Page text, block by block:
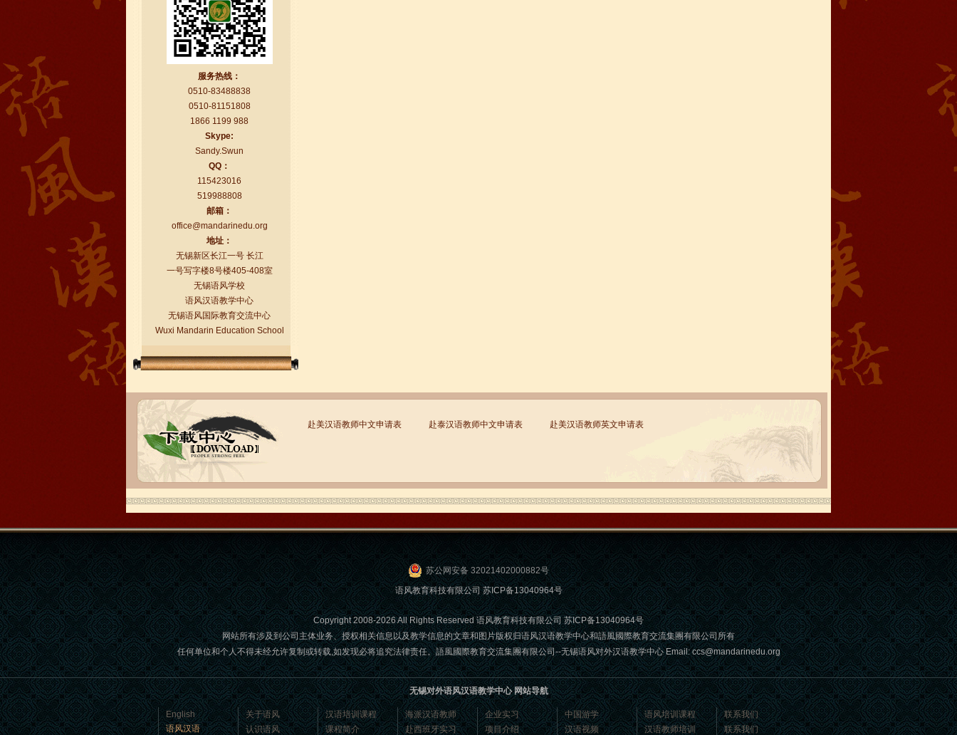
口。我现在在语风汉语无锡校学习，每
天我都学习中国文化...
语风汉语学生Florent
我非常喜欢无锡语风汉语学校，这里真
的有最简单的汉语学习方法，我学习汉
语的速度比我原来打算的快得多。我的
汉语老师们都非常可...
语风汉语学生Brad
我叫Brad,我是澳大利亚人，我在语风
汉语学校学习汉语。我现在可以独立和
我的中国朋友说很流利的汉语。谢谢语
风汉语...
语风汉语学生Jennifer
我叫Jennifer，我非常喜欢在语风汉语无
锡校学习汉语，这是一个非常好的学习
汉语和交朋友的好地方。 ...
服务热线：
0510-83488838
0510-81151808
1866 1199 988
Skype:
Sandy.Swun
QQ：
115423016
519988808
邮箱：
office@mandarinedu.org
地址：
无锡新区长江一号 长江
一号写字楼8号楼405-408室
无锡语风学校
语风汉语教学中心
无锡语风国际教育交流中心
Wuxi Mandarin Education School
赴美汉语教师中文申请表 赴泰汉语教师中文申请表 赴美汉语教师英文申请表
苏公网安备 32021402000882号
语风教育科技有限公司苏ICP备13040964号
Copyright 2008-2026 All Rights Reserved 语风教育科技有限公司苏ICP备13040964号
网站所有涉及到公司主体业务、授权相关信息以及教学信息的文章和图片版权归语风汉语教学中心和語風國際教育交流集團有限公司所有
任何单位和个人不得未经允许复制或转载,如发现必将追究法律责任。語風國際教育交流集團有限公司--无锡语风对外汉语教学中心 Email: ccs@mandarinedu.org
无锡对外语风汉语教学中心 网站导航
English
语风汉语
关于语风
认识语风
汉语培训课程
课程简介
海派汉语教师
赴西班牙实习
企业实习
项目介绍
中国游学
汉语视频
语风培训课程
汉语教师培训
联系我们
联系我们